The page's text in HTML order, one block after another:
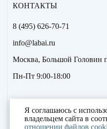
КОНТАКТЫ
8 (495) 626-70-71
info@labai.ru
Москва, Большой Головин
Пн-Пт 9:00-18:00
2000 – 2023 ©
Я соглашаюсь с
владельцем сайта в
отношении файлов